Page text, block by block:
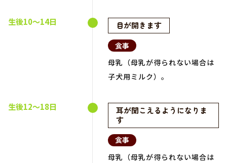
生後10～14日 目が開きます
食事
母乳（母乳が得られない場合は
子犬用ミルク）。
生後12～18日
耳が聞こえるようになりま
す
食事
母乳（母乳が得られない場合は